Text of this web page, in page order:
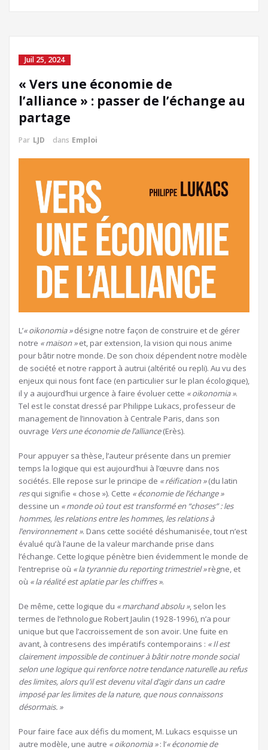
Juil 25, 2024
« Vers une économie de
l’alliance » : passer de l’échange au
partage
Par LJD dans Emploi
L’« oikonomia »désigne notre façon de construire et de gérer
notre « maison »et, par extension, la vision qui nous anime
pour bâtir notre monde. De son choix dépendent notre modèle
de société et notre rapport à autrui (altérité ou repli). Au vu des
enjeux qui nous font face (en particulier sur le plan écologique),
il y a aujourd’hui urgence à faire évoluer cette « oikonomia ».
Tel est le constat dressé par Philippe Lukacs, professeur de
management de l’innovation à Centrale Paris, dans son
ouvrage Vers une économie de l’alliance(Erès).
Pour appuyer sa thèse, l’auteur présente dans un premier
temps la logique qui est aujourd’hui à l’œuvre dans nos
sociétés. Elle repose sur le principe de « réification »(du latin
resqui signifie « chose »). Cette « économie de l’échange »
dessine un « monde où tout est transformé en “choses” : les
hommes, les relations entre les hommes, les relations à
l’environnement ». Dans cette société déshumanisée, tout n’est
évalué qu’à l’aune de la valeur marchande prise dans
l’échange. Cette logique pénètre bien évidemment le monde de
l’entreprise où « la tyrannie du reporting trimestriel »règne, et
où « la réalité est aplatie par les chiffres ».
De même, cette logique du « marchand absolu », selon les
termes de l’ethnologue Robert Jaulin (1928-1996), n’a pour
unique but que l’accroissement de son avoir. Une fuite en
avant, à contresens des impératifs contemporains : « Il est
clairement impossible de continuer à bâtir notre monde social
selon une logique qui renforce notre tendance naturelle au refus
des limites, alors qu’il est devenu vital d’agir dans un cadre
imposé par les limites de la nature, que nous connaissons
désormais. »
Pour faire face aux défis du moment, M. Lukacs esquisse un
autre modèle, une autre « oikonomia »: l’« économie de